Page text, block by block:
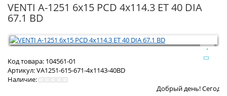
VENTI А-1251 6x15 PCD 4x114.3 ET 40 DIA
67.1 BD
Код товара: 104561-01
Артикул:VА1251-615-671-4x1143-40BD
Наличие:
Добрый день! СегодняСуббота 8